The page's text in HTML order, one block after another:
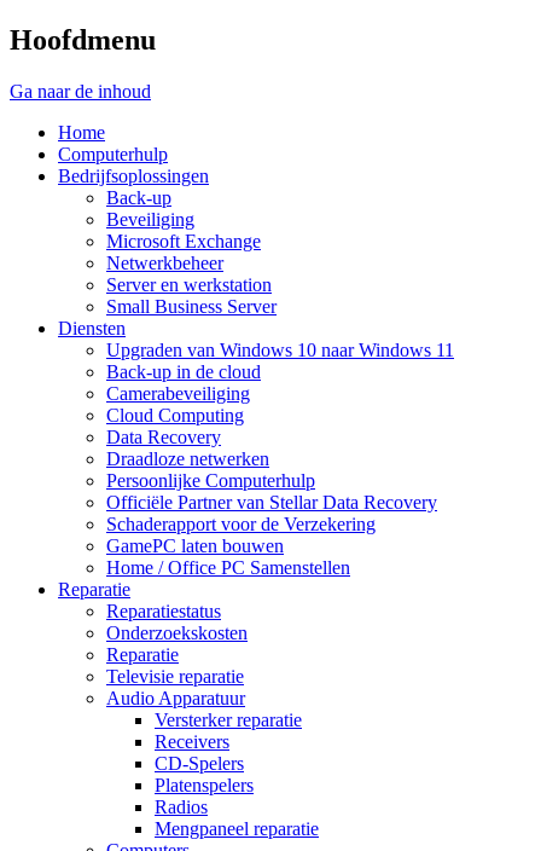
Hoofdmenu
Ga naar de inhoud
Home
Computerhulp
Bedrijfsoplossingen
Back-up
Beveiliging
Microsoft Exchange
Netwerkbeheer
Server en werkstation
Small Business Server
Diensten
Upgraden van Windows 10 naar Windows 11
Back-up in de cloud
Camerabeveiliging
Cloud Computing
Data Recovery
Draadloze netwerken
Persoonlijke Computerhulp
Officiële Partner van Stellar Data Recovery
Schaderapport voor de Verzekering
GamePC laten bouwen
Home / Office PC Samenstellen
Reparatie
Reparatiestatus
Onderzoekskosten
Reparatie
Televisie reparatie
Audio Apparatuur
Versterker reparatie
Receivers
CD-Spelers
Platenspelers
Radios
Mengpaneel reparatie